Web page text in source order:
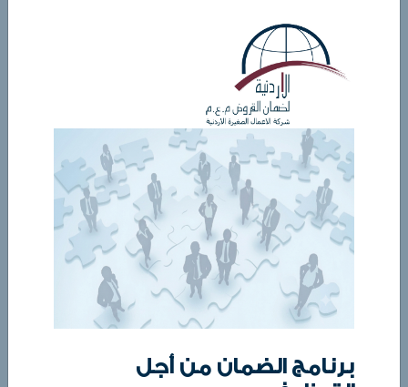
الاحد - الخميس 08:30 - 15:30
ابقى على تواصل
الاسم
رقم الهاتف
برنامج الضمان من أجل